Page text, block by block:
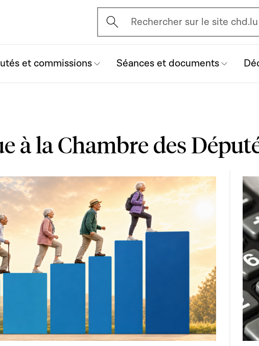
Ouvrir l'écran de recherche
Rechercher sur le site chd.lu
et commissions Séances et documents
à la Chambre des